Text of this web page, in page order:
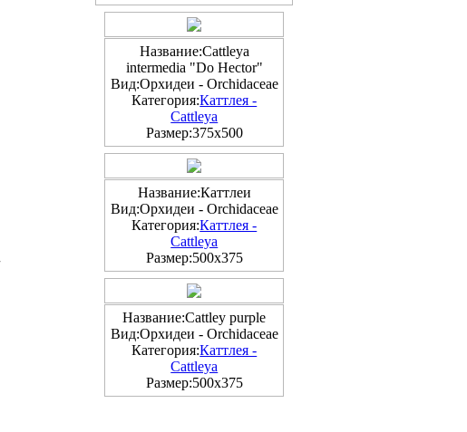
Название:Cattleya
intermedia "Do Hector"
Вид:Орхидеи - Orchidaceae
Категория:Каттлея -
Cattleya
Размер:375x500
Название:Каттлеи
Вид:Орхидеи - Orchidaceae
Категория:Каттлея -
Cattleya
Размер:500x375
Название:Cattley purple
Вид:Орхидеи - Orchidaceae
Категория:Каттлея -
Cattleya
Размер:500x375